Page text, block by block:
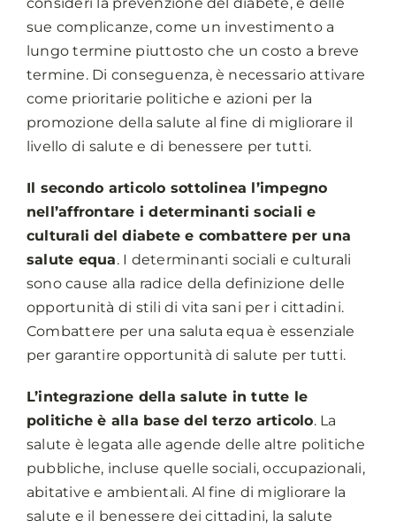
sue complicanze, come un investimento a
lungo termine piuttosto che un costo a breve
termine. Di conseguenza, è necessario attivare
come prioritarie politiche e azioni per la
promozione della salute al fine di migliorare il
livello di salute e di benessere per tutti.
Il secondo articolo sottolinea l’impegno
nell’affrontare i determinanti sociali e
culturali del diabete e combattere per una
salute equa. I determinanti sociali e culturali
sono cause alla radice della definizione delle
opportunità di stili di vita sani per i cittadini.
Combattere per una saluta equa è essenziale
per garantire opportunità di salute per tutti.
L’integrazione della salute in tutte le
politiche è alla base del terzo articolo. La
salute è legata alle agende delle altre politiche
pubbliche, incluse quelle sociali, occupazionali,
abitative e ambientali. Al fine di migliorare la
salute e il benessere dei cittadini, la salute